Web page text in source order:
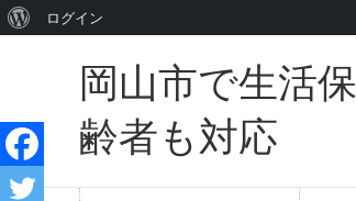
岡山市で生活
齢者も対応
WordPress
い
て
ログイン